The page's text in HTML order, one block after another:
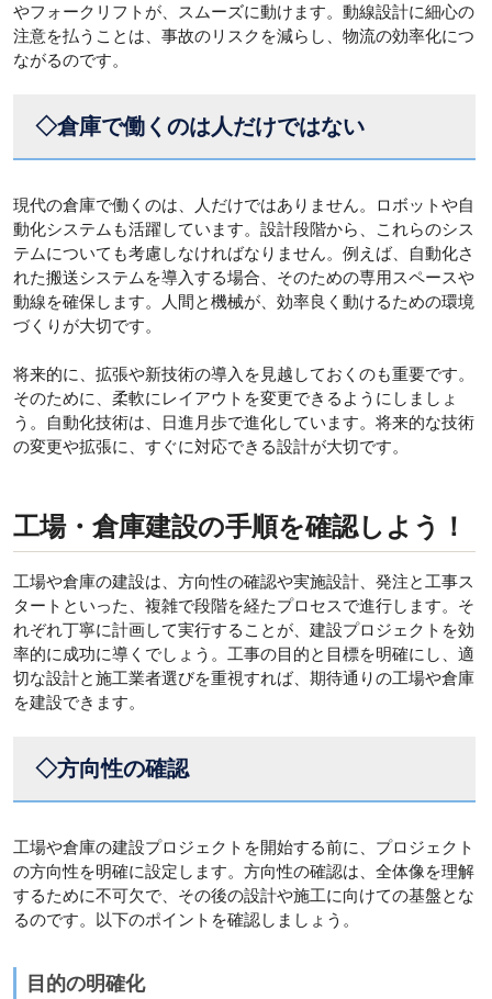
やフォークリフトが、スムーズに動けます。動線設計に細心の
注意を払うことは、事故のリスクを減らし、物流の効率化につ
ながるのです。
◇倉庫で働くのは人だけではない
現代の倉庫で働くのは、人だけではありません。ロボットや自
動化システムも活躍しています。設計段階から、これらのシス
テムについても考慮しなければなりません。例えば、自動化さ
れた搬送システムを導入する場合、そのための専用スペースや
動線を確保します。人間と機械が、効率良く動けるための環境
づくりが大切です。
将来的に、拡張や新技術の導入を見越しておくのも重要です。
そのために、柔軟にレイアウトを変更できるようにしましょ
う。自動化技術は、日進月歩で進化しています。将来的な技術
の変更や拡張に、すぐに対応できる設計が大切です。
工場・倉庫建設の手順を確認しよう！
工場や倉庫の建設は、方向性の確認や実施設計、発注と工事ス
タートといった、複雑で段階を経たプロセスで進行します。そ
れぞれ丁寧に計画して実行することが、建設プロジェクトを効
率的に成功に導くでしょう。工事の目的と目標を明確にし、適
切な設計と施工業者選びを重視すれば、期待通りの工場や倉庫
を建設できます。
◇方向性の確認
工場や倉庫の建設プロジェクトを開始する前に、プロジェクト
の方向性を明確に設定します。方向性の確認は、全体像を理解
するために不可欠で、その後の設計や施工に向けての基盤とな
るのです。以下のポイントを確認しましょう。
目的の明確化